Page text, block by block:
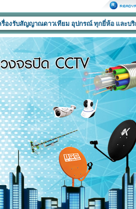
าณดาวเทียม อุปกรณ์ ทุกยี่ห้อ และบริการติดตั้ง